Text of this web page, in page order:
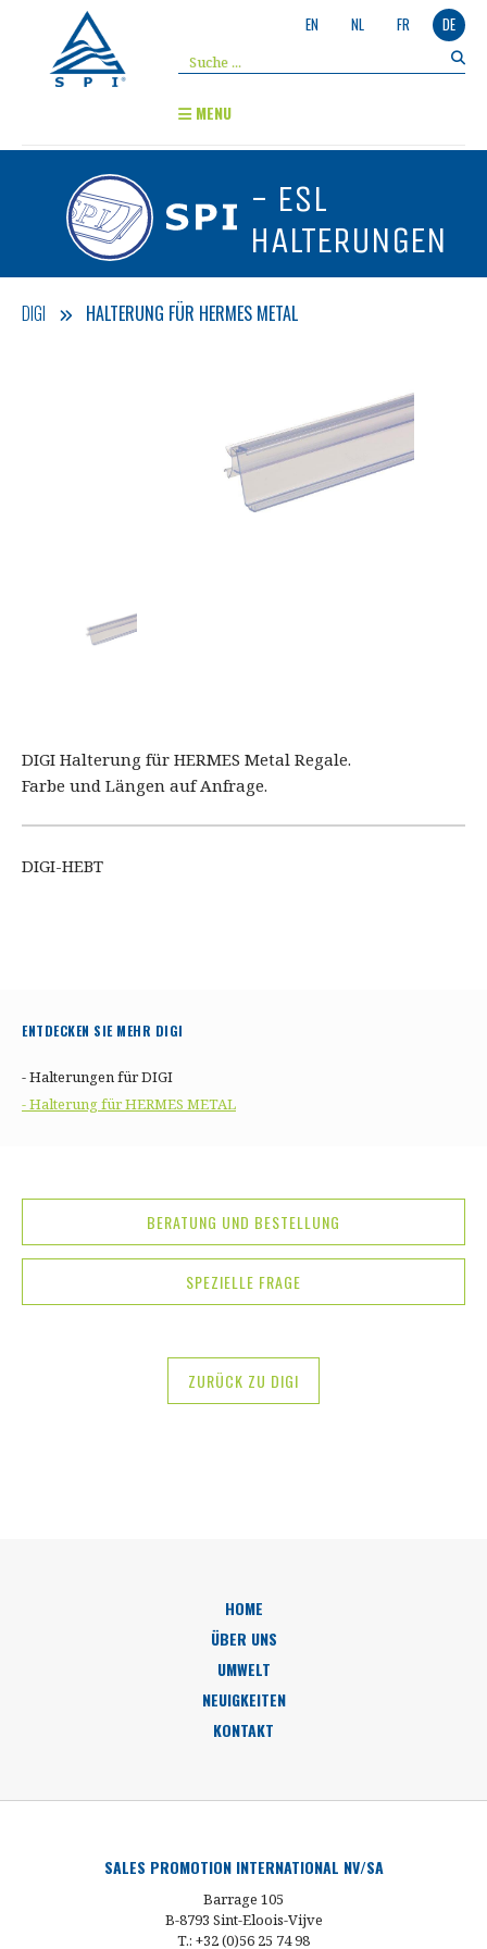
EN NL FR DE
MENU
- ESL
HALTERUNGEN
DIGI HALTERUNG FÜR HERMES METAL
DIGI Halterung für HERMES Metal Regale.
Farbe und Längen auf Anfrage.
DIGI-HEBT
ENTDECKEN SIE MEHR DIGI
- Halterungen für DIGI
- Halterung für HERMES METAL
BERATUNG UND BESTELLUNG
SPEZIELLE FRAGE
ZURÜCK ZU DIGI
HOME
ÜBER UNS
UMWELT
NEUIGKEITEN
KONTAKT
SALES PROMOTION INTERNATIONAL NV/SA
Barrage 105
B-8793 Sint-Eloois-Vijve
T.: +32 (0)56 25 74 98